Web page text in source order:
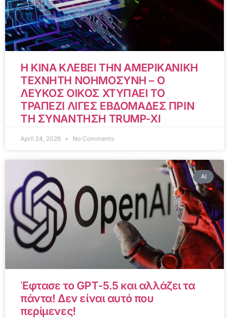
Η ΚΙΝΑ ΚΛΕΒΕΙ ΤΗΝ ΑΜΕΡΙΚΑΝΙΚΗ
ΤΕΧΝΗΤΗ ΝΟΗΜΟΣΥΝΗ – Ο
ΛΕΥΚΟΣ ΟΙΚΟΣ ΧΤΥΠΑΕΙ ΤΟ
ΤΡΑΠΕΖΙ ΛΙΓΕΣ ΕΒΔΟΜΑΔΕΣ ΠΡΙΝ
ΤΗ ΣΥΝΑΝΤΗΣΗ TRUMP-XI
April 24, 2026 No Comments
AI
Έφτασε το GPT-5.5 και αλλάζει τα
πάντα! Δεν είναι αυτό που
περίμενες!